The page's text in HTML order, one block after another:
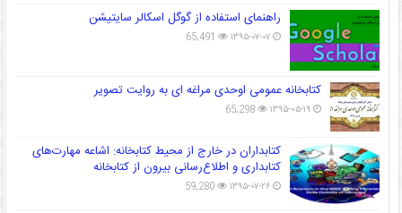
راهنمای استفاده از گوگل اسکالر سایتیشن
۱۳۹۵-۰۷-۰۷ 65,491
کتابخانه عمومی اوحدی مراغه ای به روایت تصویر
۱۳۹۵-۰۵-۱۹ 65,298
کتابداران در خارج از محیط کتابخانه: اشاعه مهارت‌های
کتابداری و اطلاع‌رسانی بیرون از کتابخانه
۱۳۹۵-۰۷-۲۶ 59,280